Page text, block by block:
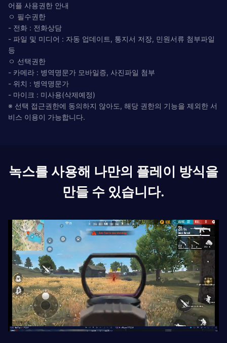
어플 사용권한 안내
ㅇ 필수권한
- 전화 : 전화상담
- 파일 및 미디어 : 자동 업데이트, 통지서 저장, 민원서류 첨부파일
등
ㅇ 선택권한
- 카메라 : 병역명문가 모바일증, 사진파일 첨부
- 위치 : 병역명문가
- 마이크 : 미사용(삭제예정)
※ 선택 접근권한에 동의하지 않아도, 해당 권한의 기능을 제외한 서
비스 이용이 가능합니다.
녹스를 사용해 나만의 플레이 방식을
만들 수 있습니다.